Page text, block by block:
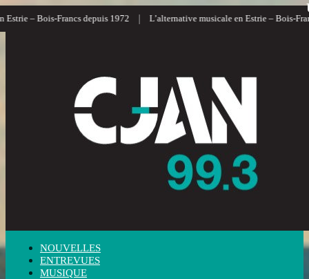
depuis 1972 | L’alternative musicale en Estrie – Bois-Francs |
NOUVELLES
ENTREVUES
MUSIQUE